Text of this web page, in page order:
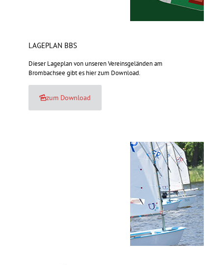
LAGEPLAN BBS
Dieser Lageplan von unseren Vereinsgeländen am
Brombachsee gibt es hier zum Download.
zum Download